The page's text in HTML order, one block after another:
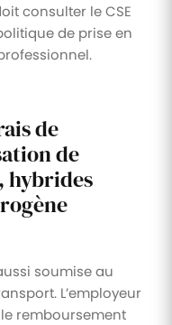
consulter le CSE
de prise en
de
de
hybrides
soumise au
L’employeur
remboursement